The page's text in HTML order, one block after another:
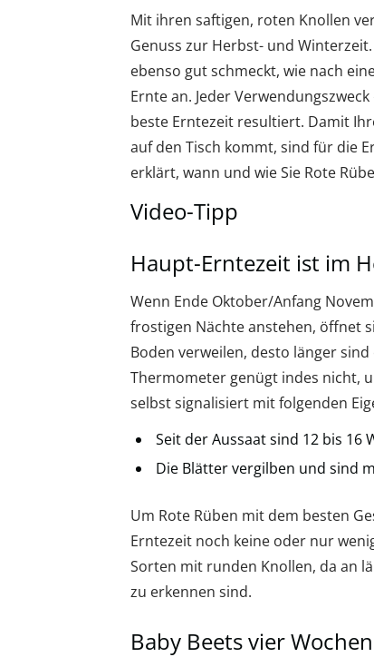
Mit ihren saftigen, roten Knollen
Genuss zur Herbst- und
ebenso gut schmeckt, wie nach
Ernte an. Jeder
beste Erntezeit resultiert. Damit
auf den Tisch kommt, sind für die
erklärt, wann und wie Sie Rote
Video-Tipp
Haupt-Erntezeit ist im
Wenn Ende Oktober/Anfang
frostigen Nächte anstehen, öffnet
Boden verweilen, desto länger
Thermometer genügt indes nicht,
selbst signalisiert mit folgenden
Seit der Aussaat sind 12 bis 16
Die Blätter vergilben und sind
Um Rote Rüben mit dem besten
Erntezeit noch keine oder nur
Sorten mit runden Knollen, da an
zu erkennen sind.
Baby Beets vier